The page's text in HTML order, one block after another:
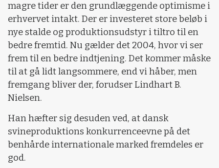
magre tider er den grundlæggende optimisme i
erhvervet intakt. Der er investeret store beløb i
nye stalde og produktionsudstyr i tiltro til en
bedre fremtid. Nu gælder det 2004, hvor vi ser
frem til en bedre indtjening. Det kommer måske
til at gå lidt langsommere, end vi håber, men
fremgang bliver der, forudser Lindhart B.
Nielsen.
Han hæfter sig desuden ved, at dansk
svineproduktions konkurrenceevne på det
benhårde internationale marked fremdeles er
god.